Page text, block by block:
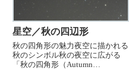
星空／秋の四辺形
秋の四角形の魅力夜空に描かれる
秋のシンボル秋の夜空に広がる
「秋の四角形（Autumn